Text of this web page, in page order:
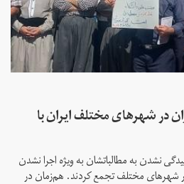
در شهرهای مختلف ایران با
نشدن به مطالباتشان به ویژه اجرا نشدن
شهرهای مختلف تجمع کردند. هم‌زمان در